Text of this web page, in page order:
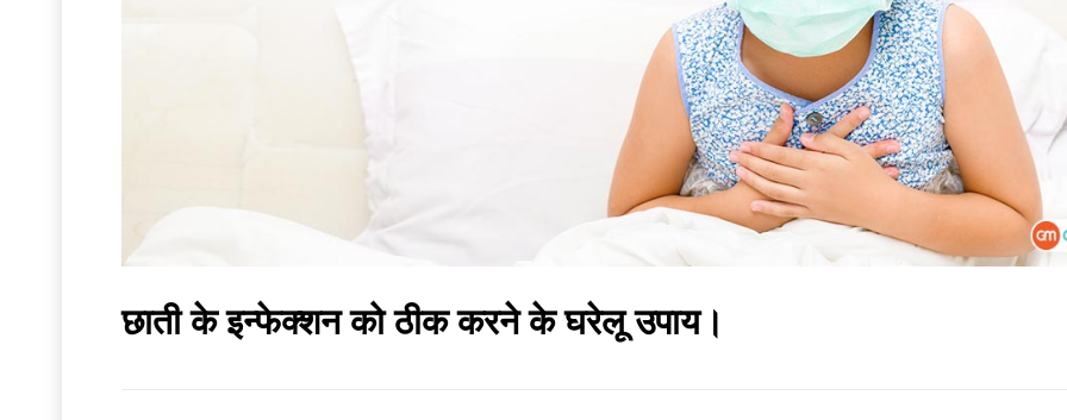
छाती के इन्फेक्शन को ठीक करने के घरेलू उपाय।